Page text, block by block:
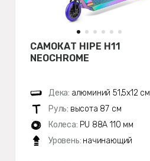
САМОКАТ HIPE H11
NEOCHROME
Дека: алюминий 51,5х12 см
Руль: высота 87 см
Колеса: PU 88A 110 мм
Уровень: начинающий